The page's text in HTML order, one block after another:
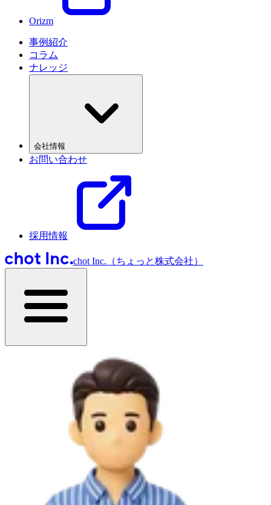
Orizm
事例紹介
コラム
ナレッジ
会社情報
お問い合わせ
採用情報
chot Inc.（ちょっと株式会社）